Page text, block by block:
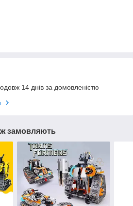
14 днів за домовленістю
замовляють